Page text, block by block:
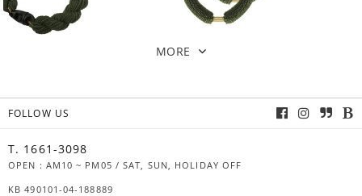
MORE
FOLLOW US
T. 1661-3098
OPEN : AM10 ~ PM05 / SAT, SUN, HOLIDAY OFF
KB 490101-04-188889